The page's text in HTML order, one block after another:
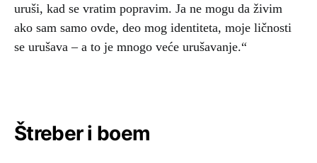
uruši, kad se vratim popravim. Ja ne mogu da živim
ako sam samo ovde, deo mog identiteta, moje ličnosti
se urušava – a to je mnogo veće urušavanje.“
Štreber i boem